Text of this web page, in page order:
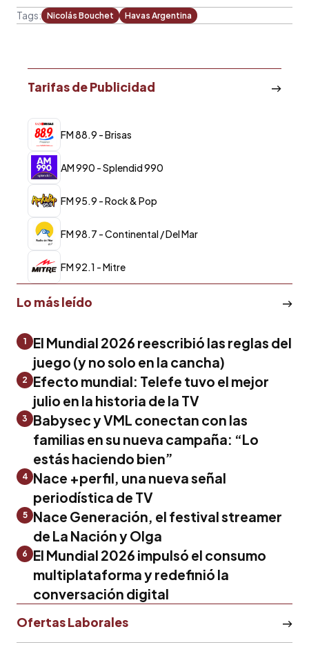
Tags: Nicolás Bouchet Havas Argentina
Tarifas de Publicidad
FM 88.9 - Brisas
AM 990 - Splendid 990
FM 95.9 - Rock & Pop
FM 98.7 - Continental / Del Mar
FM 92.1 - Mitre
Lo más leído
1
El Mundial 2026 reescribió las reglas del
juego (y no solo en la cancha)
2
Efecto mundial: Telefe tuvo el mejor
julio en la historia de la TV
3
Babysec y VML conectan con las
familias en su nueva campaña: “Lo
estás haciendo bien”
4 Nace +perfil, una nueva señal
periodística de TV
5
Nace Generación, el festival streamer
de La Nación y Olga
6
El Mundial 2026 impulsó el consumo
multiplataforma y redefinió la
conversación digital
Ofertas Laborales